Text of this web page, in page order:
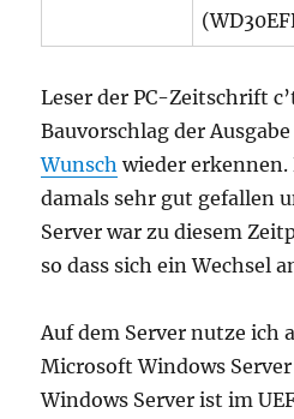
Leser der PC-Zeitschrift
Bauvorschlag der
Wunsch wieder
damals sehr gut gefallen
Server war zu diesem
so dass sich ein Wechsel
Auf dem Server nutze ich
Microsoft Windows Server
Windows Server ist im